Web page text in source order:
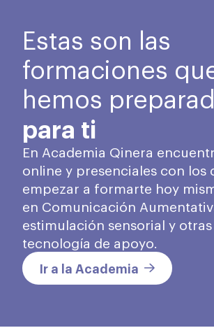
Estas son las
formaciones
hemos
para ti
En Academia Qinera
online y presenciales con los
empezar a formarte hoy
en Comunicación
estimulación sensorial y otras
tecnología de apoyo.
Ir a la Academia